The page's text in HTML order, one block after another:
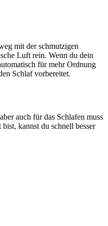
mit der schmutzigen
Luft rein. Wenn du dein
für mehr Ordnung
Schlaf vorbereitet.
auch für das Schlafen muss
kannst du schnell besser